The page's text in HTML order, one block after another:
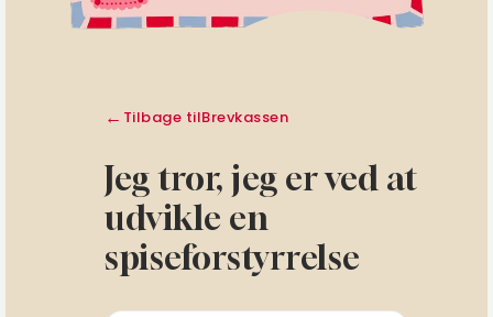
Tilbage tilBrevkassen
Jeg tror, jeg er ved at
udvikle en
spiseforstyrrelse